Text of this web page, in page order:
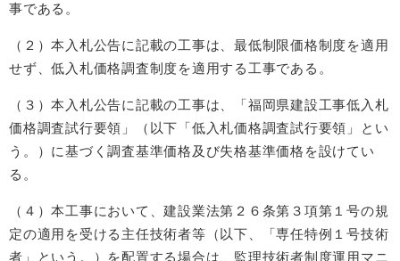
事である。
（２）本入札公告に記載の工事は、最低制限価格制度を適用
せず、低入札価格調査制度を適用する工事である。
（３）本入札公告に記載の工事は、「福岡県建設工事低入札
価格調査試行要領」（以下「低入札価格調査試行要領」とい
う。）に基づく調査基準価格及び失格基準価格を設けてい
る。
（４）本工事において、建設業法第２６条第３項第１号の規
定の適用を受ける主任技術者等（以下、「専任特例１号技術
者」という。）を配置する場合は、監理技術者制度運用マニ